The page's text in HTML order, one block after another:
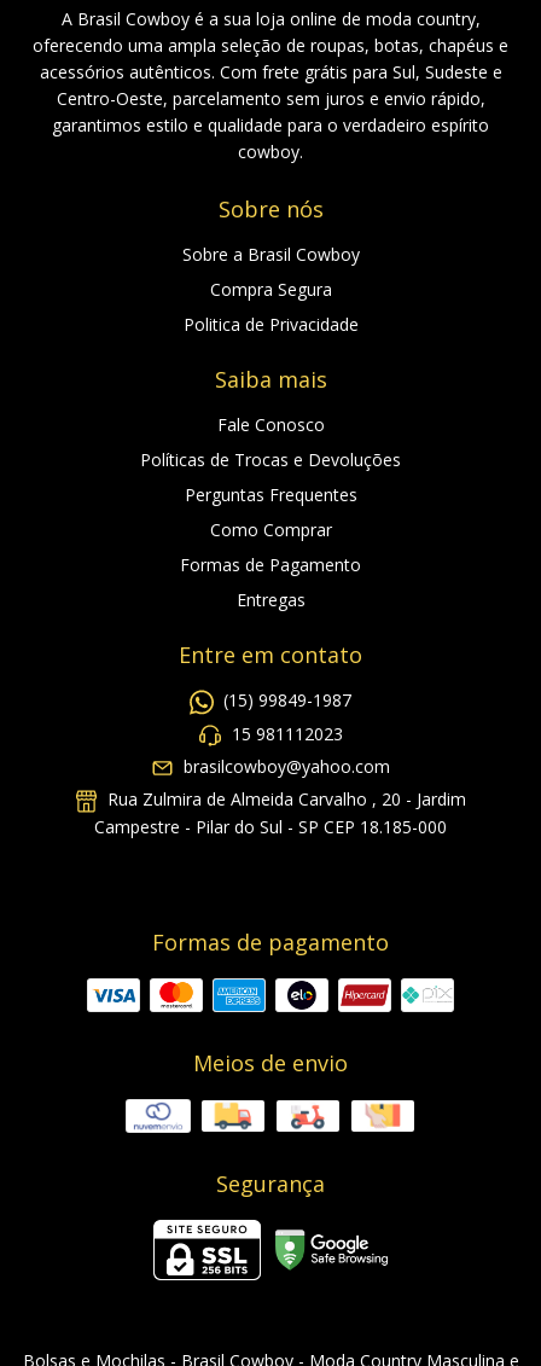
A Brasil Cowboy é a sua loja online de moda country,
oferecendo uma ampla seleção de roupas, botas, chapéus e
acessórios autênticos. Com frete grátis para Sul, Sudeste e
Centro-Oeste, parcelamento sem juros e envio rápido,
garantimos estilo e qualidade para o verdadeiro espírito
cowboy.
Sobre nós
Sobre a Brasil Cowboy
Compra Segura
Politica de Privacidade
Saiba mais
Fale Conosco
Políticas de Trocas e Devoluções
Perguntas Frequentes
Como Comprar
Formas de Pagamento
Entregas
Entre em contato
(15) 99849-1987
15 981112023
brasilcowboy@yahoo.com
Rua Zulmira de Almeida Carvalho , 20 - Jardim
Campestre - Pilar do Sul - SP CEP 18.185-000
Formas de pagamento
Meios de envio
Segurança
Bolsas e Mochilas - Brasil Cowboy - Moda Country Masculina e